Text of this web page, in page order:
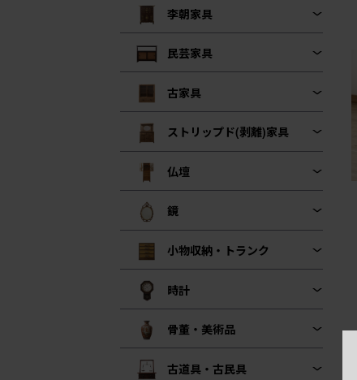
李朝家具
民芸家具
古家具
ストリップド(剥離)家具
仏壇
鏡
小物収納・トランク
時計
骨董・美術品
古道具・古民具